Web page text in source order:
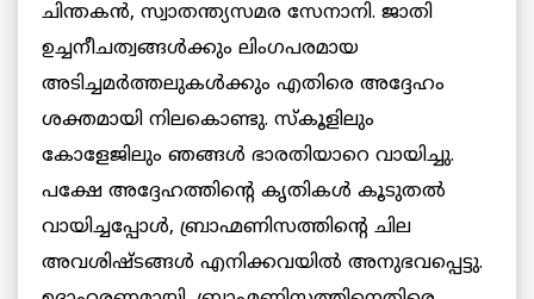
ചിന്തകന്‍, സ്വാതന്ത്യസമര സേനാനി. ജാതി
ഉച്ചനീചത്വങ്ങള്‍ക്കും ലിംഗപരമായ
അടിച്ചമര്‍ത്തലുകള്‍ക്കും എതിരെ അദ്ദേഹം
ശക്തമായി നിലകൊണ്ടു. സ്‌കൂളിലും
കോളേജിലും ഞങ്ങള്‍ ഭാരതിയാറെ വായിച്ചു.
പക്ഷേ അദ്ദേഹത്തിന്റെ കൃതികള്‍ കൂടുതല്‍
വായിച്ചപ്പോള്‍, ബ്രാഹ്മണിസത്തിന്റെ ചില
അവശിഷ്ടങ്ങള്‍ എനിക്കവയില്‍ അനുഭവപ്പെട്ടു.